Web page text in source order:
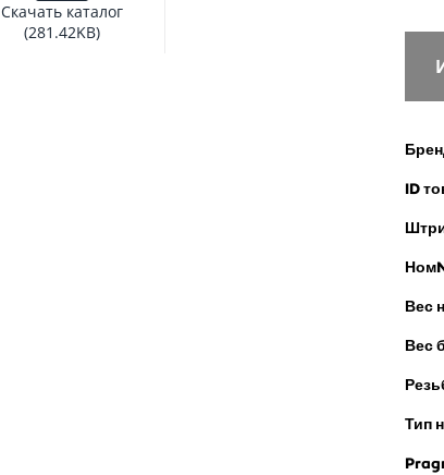
Скачать каталог
(281.42KB)
ID
Вес
Вес
Тип